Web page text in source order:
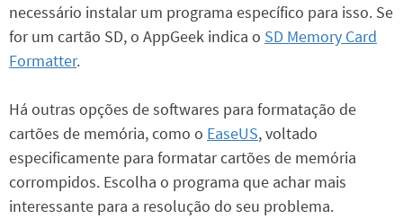
necessário instalar um programa específico para isso. Se
for um cartão SD, o AppGeek indica o SD Memory Card
Formatter.
Há outras opções de softwares para formatação de
cartões de memória, como o EaseUS, voltado
especificamente para formatar cartões de memória
corrompidos. Escolha o programa que achar mais
interessante para a resolução do seu problema.